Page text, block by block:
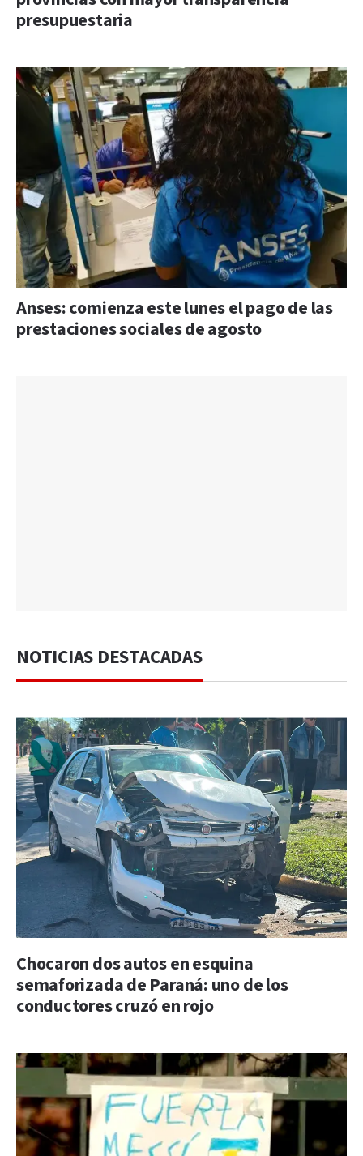
presupuestaria
Anses: comienza este lunes el pago de las
prestaciones sociales de agosto
NOTICIAS DESTACADAS
Chocaron dos autos en esquina
semaforizada de Paraná: uno de los
conductores cruzó en rojo